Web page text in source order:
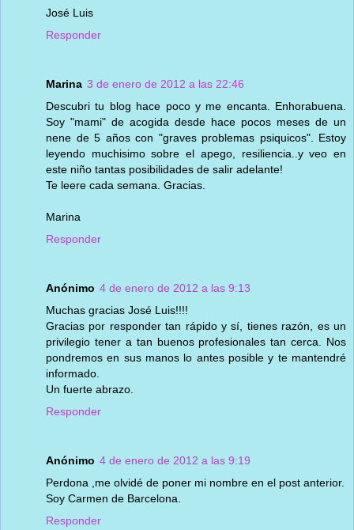
José Luis
Responder
Marina 3 de enero de 2012 a las 22:46
Descubri tu blog hace poco y me encanta. Enhorabuena.
Soy "mami" de acogida desde hace pocos meses de un
nene de 5 años con "graves problemas psiquicos". Estoy
leyendo muchisimo sobre el apego, resiliencia..y veo en
este niño tantas posibilidades de salir adelante!
Te leere cada semana. Gracias.
Marina
Responder
Anónimo 4 de enero de 2012 a las 9:13
Muchas gracias José Luis!!!!
Gracias por responder tan rápido y sí, tienes razón, es un
privilegio tener a tan buenos profesionales tan cerca. Nos
pondremos en sus manos lo antes posible y te mantendré
informado.
Un fuerte abrazo.
Responder
Anónimo 4 de enero de 2012 a las 9:19
Perdona ,me olvidé de poner mi nombre en el post anterior.
Soy Carmen de Barcelona.
Responder